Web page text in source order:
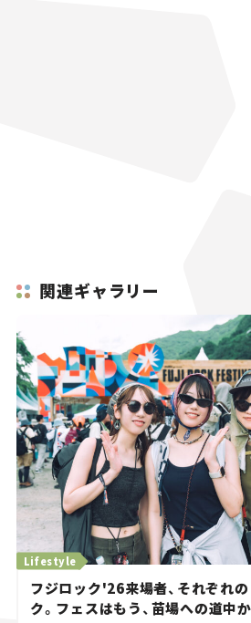
関連ギャラリー
Lifestyle
フジロック'26来場者、それぞれ
ク。フェスはもう、苗場への道中